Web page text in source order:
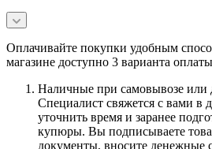
Оплачивайте покупки удобным
магазине доступно 3 варианта
Наличные при самовывозе или
Специалист свяжется с вами в
уточнить время и заранее
купюры. Вы подписываете
документы, вносите денежные